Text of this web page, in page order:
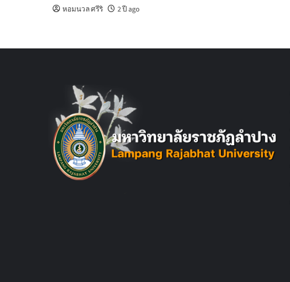
หอมนวล ศรีริ 2 ปี ago